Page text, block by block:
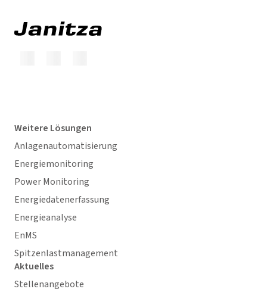
Weitere Lösungen
Anlagenautomatisierung
Energiemonitoring
Power Monitoring
Energiedatenerfassung
Energieanalyse
EnMS
Spitzenlastmanagement
Aktuelles
Stellenangebote